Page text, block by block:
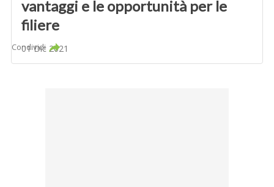
vantaggi e le opportunità per le
filiere
01 Dic 2021
Condividi